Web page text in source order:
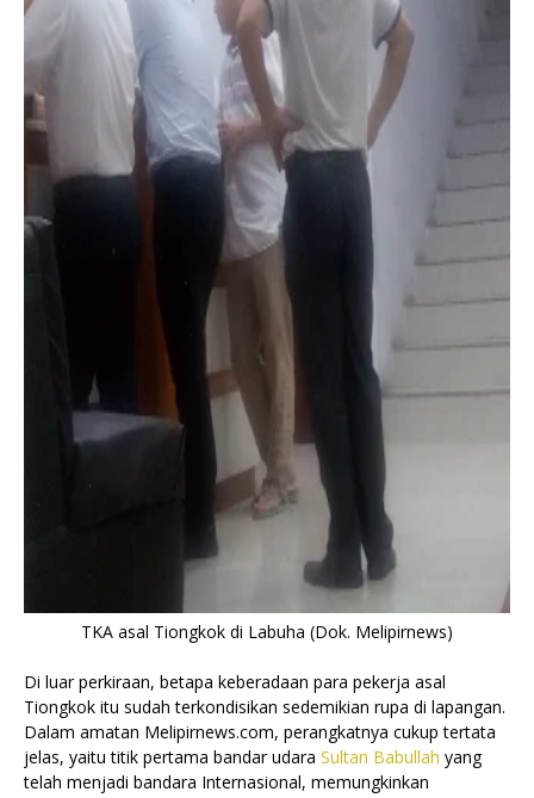
TKA asal Tiongkok di Labuha (Dok. Melipirnews)
Di luar perkiraan, betapa keberadaan para pekerja asal
Tiongkok itu sudah terkondisikan sedemikian rupa di lapangan.
Dalam amatan Melipirnews.com, perangkatnya cukup tertata
jelas, yaitu titik pertama bandar udara Sultan Babullah yang
telah menjadi bandara Internasional, memungkinkan